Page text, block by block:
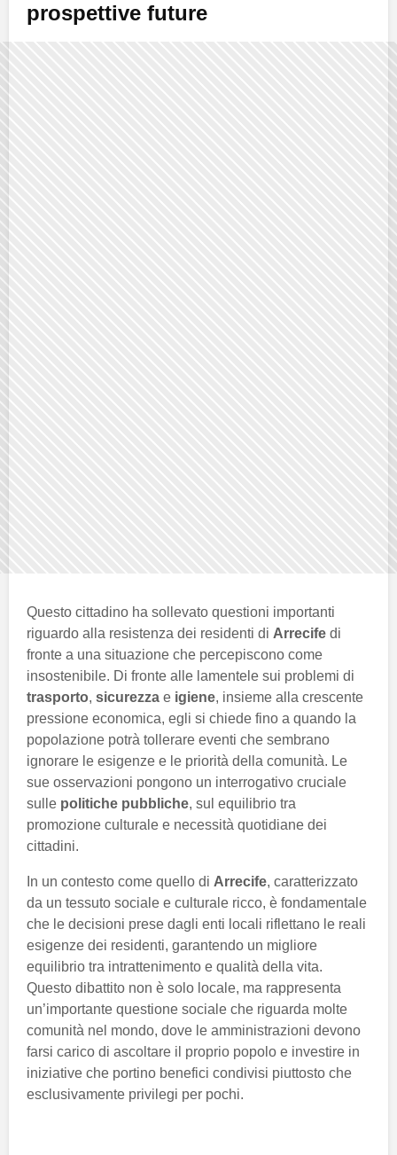
prospettive future
Questo cittadino ha sollevato questioni importanti
riguardo alla resistenza dei residenti di Arrecife di
fronte a una situazione che percepiscono come
insostenibile. Di fronte alle lamentele sui problemi di
trasporto, sicurezza e igiene, insieme alla crescente
pressione economica, egli si chiede fino a quando la
popolazione potrà tollerare eventi che sembrano
ignorare le esigenze e le priorità della comunità. Le
sue osservazioni pongono un interrogativo cruciale
sulle politiche pubbliche, sul equilibrio tra
promozione culturale e necessità quotidiane dei
cittadini.
In un contesto come quello di Arrecife, caratterizzato
da un tessuto sociale e culturale ricco, è fondamentale
che le decisioni prese dagli enti locali riflettano le reali
esigenze dei residenti, garantendo un migliore
equilibrio tra intrattenimento e qualità della vita.
Questo dibattito non è solo locale, ma rappresenta
un’importante questione sociale che riguarda molte
comunità nel mondo, dove le amministrazioni devono
farsi carico di ascoltare il proprio popolo e investire in
iniziative che portino benefici condivisi piuttosto che
esclusivamente privilegi per pochi.